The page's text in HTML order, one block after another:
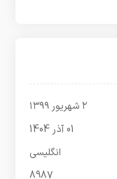
۲ شهریور ۱۳۹۹
01 آذر 1404
انگلیسی
8987